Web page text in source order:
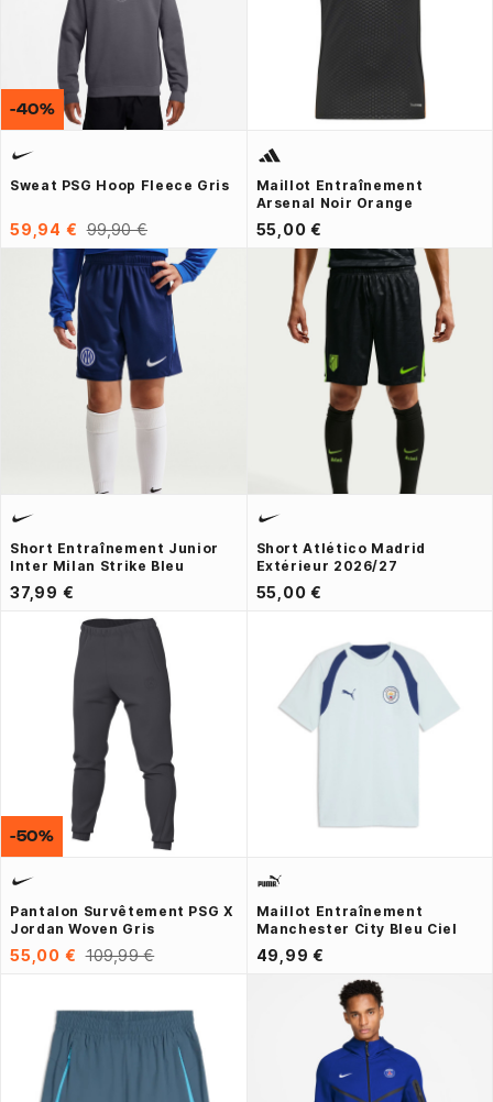
Sweat PSG Hoop Fleece Gris
59,94 € 99,90 €
-40%
Maillot Entraînement
Arsenal Noir Orange
55,00 €
Short Entraînement Junior
Inter Milan Strike Bleu
37,99 €
Short Atlético Madrid
Extérieur 2026/27
55,00 €
Pantalon Survêtement PSG X
Jordan Woven Gris
55,00 € 109,99 €
-50%
Maillot Entraînement
Manchester City Bleu Ciel
49,99 €